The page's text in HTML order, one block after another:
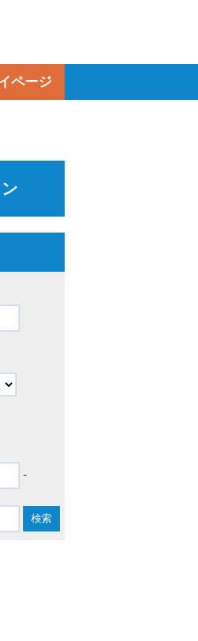
ページ
-